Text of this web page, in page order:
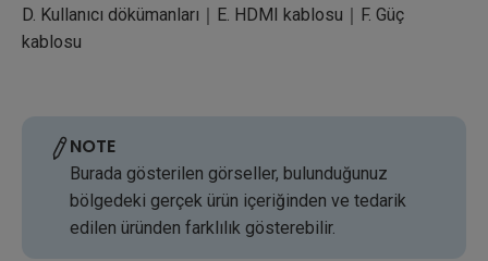
D. Kullanıcı dökümanları｜E. HDMI kablosu｜F. Güç
kablosu
NOTE
Burada gösterilen görseller, bulunduğunuz
bölgedeki gerçek ürün içeriğinden ve tedarik
edilen üründen farklılık gösterebilir.